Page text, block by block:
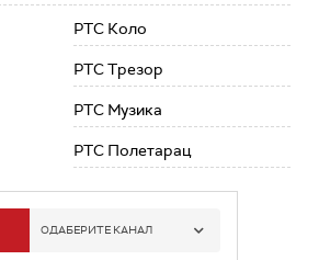
РТС Коло
РТС Трезор
РТС Музика
РТС Полетарац
ОДАБЕРИТЕ КАНАЛ